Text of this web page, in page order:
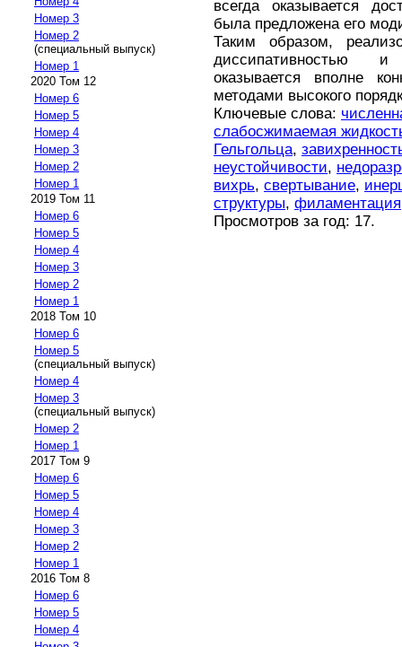
Номер 3
Номер 2
(специальный выпуск)
Номер 1
2020 Том 12
Номер 6
Номер 5
Номер 4
Номер 3
Номер 2
Номер 1
2019 Том 11
Номер 6
Номер 5
Номер 4
Номер 3
Номер 2
Номер 1
2018 Том 10
Номер 6
Номер 5
(специальный выпуск)
Номер 4
Номер 3
(специальный выпуск)
Номер 2
Номер 1
2017 Том 9
Номер 6
Номер 5
Номер 4
Номер 3
Номер 2
Номер 1
2016 Том 8
Номер 6
Номер 5
Номер 4
всегда оказывается
была предложена его
Таким образом,
диссипативностью
оказывается вполне
методами высокого
Ключевые слова:
слабосжимаемая
Гельгольца,
неустойчивости,
вихрь, свертывание,
структуры, филаментация
Просмотров за год: 17.